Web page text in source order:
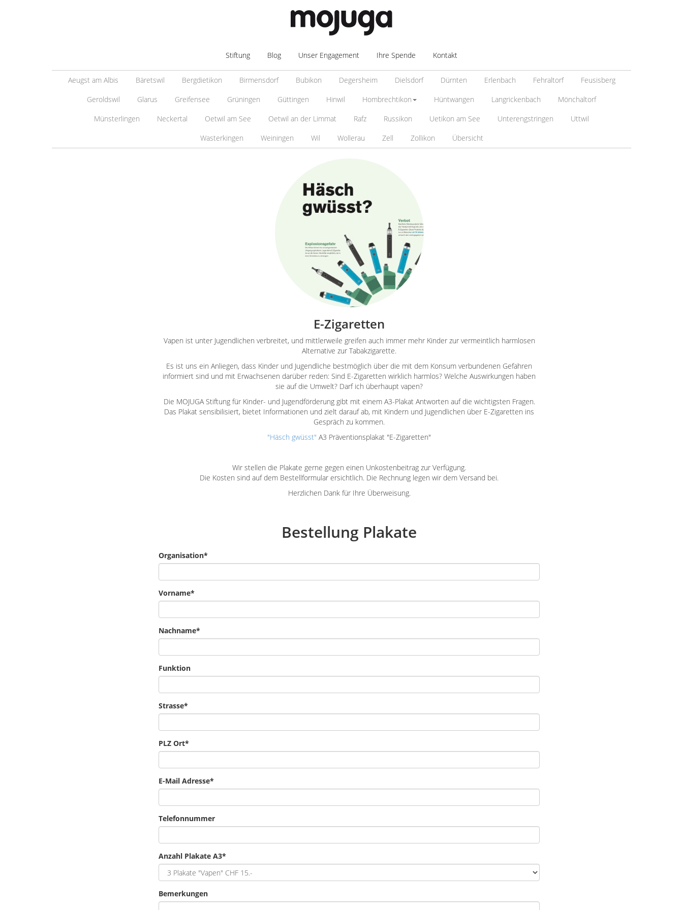
Stiftung Blog Unser Engagement Ihre Spende Kontakt
Aeugst am Albis Bäretswil Bergdietikon Birmensdorf Bubikon Degersheim Dielsdorf Dürnten Erlenbach Fehraltorf
Feusisberg
Geroldswil
Glarus Greifensee Grüningen Güttingen Hinwil Hombrechtikon Hüntwangen Langrickenbach
Mönchaltorf
Münsterlingen
Neckertal Oetwil am See Oetwil an der Limmat Rafz Russikon Uetikon am See Unterengstringen
Uttwil
Wasterkingen
Weiningen Wil Wollerau Zell Zollikon Übersicht
E-Zigaretten
Vapen ist unter Jugendlichen verbreitet, und mittlerweile greifen auch immer mehr Kinder zur vermeintlich harmlosen
Alternative zur Tabakzigarette.
Es ist uns ein Anliegen, dass Kinder und Jugendliche bestmöglich über die mit dem Konsum verbundenen Gefahren
informiert sind und mit Erwachsenen darüber reden: Sind E-Zigaretten wirklich harmlos? Welche Auswirkungen haben
sie auf die Umwelt? Darf ich überhaupt vapen?
Die MOJUGA Stiftung für Kinder- und Jugendförderung gibt mit einem A3-Plakat Antworten auf die wichtigsten Fragen.
Das Plakat sensibilisiert, bietet Informationen und zielt darauf ab, mit Kindern und Jugendlichen über E-Zigaretten ins
Gespräch zu kommen.
"Häsch gwüsst" A3 Präventionsplakat "E-Zigaretten"
Wir stellen die Plakate gerne gegen einen Unkostenbeitrag zur Verfügung.
Die Kosten sind auf dem Bestellformular ersichtlich. Die Rechnung legen wir dem Versand bei.
Herzlichen Dank für Ihre Überweisung.
Bestellung Plakate
Organisation*
Vorname*
Nachname*
Funktion
Strasse*
PLZ Ort*
E-Mail Adresse*
Telefonnummer
Anzahl Plakate A3*
Bemerkungen